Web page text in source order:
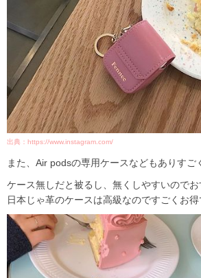
出典：https://www.instagram.com/
また、Air podsの専用ケースなどもありすご
ケース無しだと被るし、無くしやすいので
日本じゃ革のケースは高級なのですごくお得